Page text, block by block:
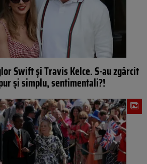
Swift și Travis Kelce. S-au zgârcit
și simplu, sentimentali?!